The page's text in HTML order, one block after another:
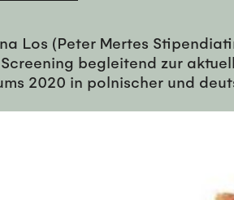
Los (Peter Mertes
begleitend zur
2020 in polnischer und